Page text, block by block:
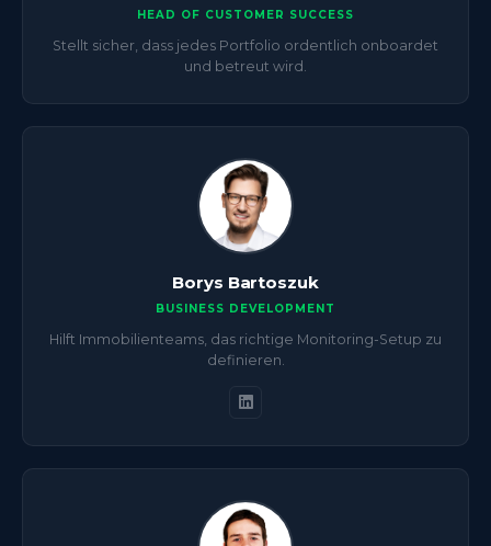
HEAD OF CUSTOMER SUCCESS
Stellt sicher, dass jedes Portfolio ordentlich onboardet
und betreut wird.
Borys Bartoszuk
BUSINESS DEVELOPMENT
Hilft Immobilienteams, das richtige Monitoring-Setup zu
definieren.